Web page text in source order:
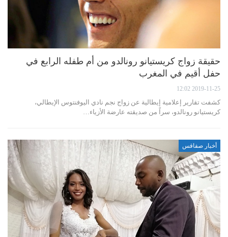
حقيقة زواج كريستيانو رونالدو من أم طفله الرابع في
حفل أقيم في المغرب
2019-11-25 12:02
كشفت تقارير إعلامية إيطالية عن زواج نجم نادي اليوفنتوس الإيطالي،
كريستيانو رونالدو، سراً من صديقته عارضة الأزياء…
أخبار صفاقس